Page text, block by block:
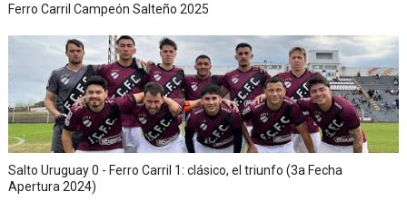
Ferro Carril Campeón Salteño 2025
Salto Uruguay 0 - Ferro Carril 1: clásico, el triunfo (3a Fecha
Apertura 2024)